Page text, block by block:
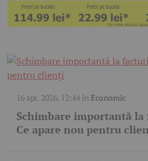
16 apr. 2026, 12:44în Economic
Schimbare importantă la
Ce apare nou pentru